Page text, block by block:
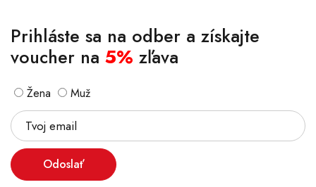
Prihláste sa na odber a získajte
voucher na 5% zľava
Žena Muž
Odoslať